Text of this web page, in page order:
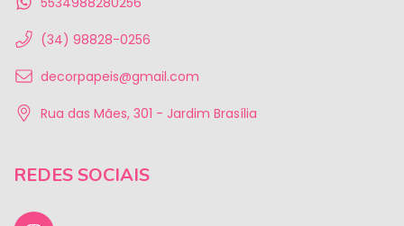
(34) 98828-0256
decorpapeis@gmail.com
Rua das Mães, 301 - Jardim Brasília
REDES SOCIAIS